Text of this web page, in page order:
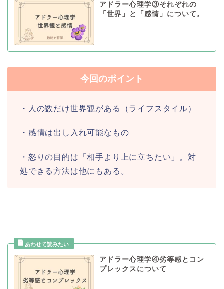
アドラー心理学③それぞれの
「世界」と「感情」について。
今回のポイント
・人の数だけ世界観がある（ライフスタイル）
・感情は出し入れ可能なもの
・怒りの目的は「相手より上に立ちたい」。対
処できる方法は他にもある。
アドラー心理学④劣等感とコン
プレックスについて